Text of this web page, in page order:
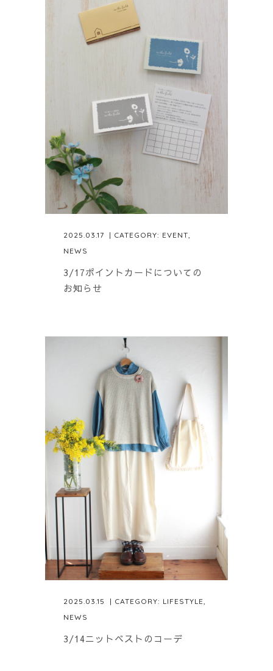
2025.03.17 | CATEGORY: EVENT,
NEWS
3/17ポイントカードについての
お知らせ
2025.03.15 | CATEGORY: LIFESTYLE,
NEWS
3/14ニットベストのコーデ